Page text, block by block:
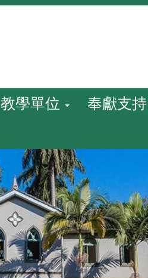
教學單位 奉獻支持